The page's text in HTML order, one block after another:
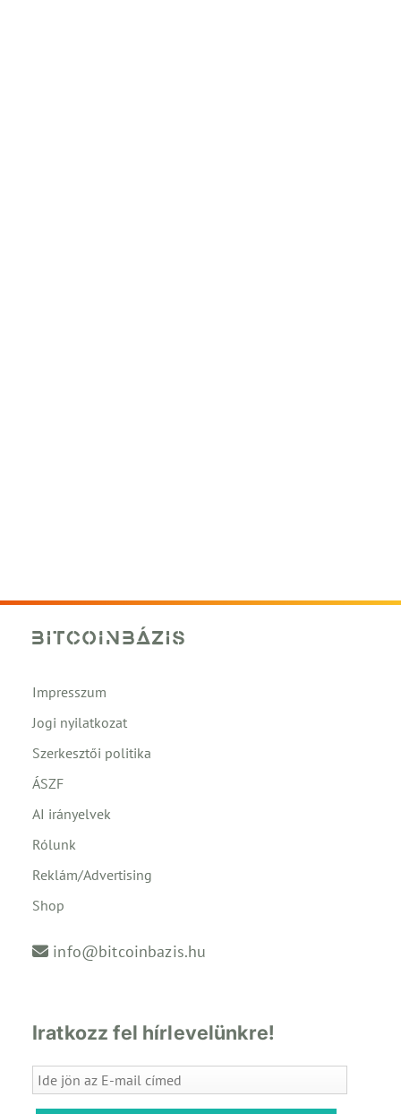
Impresszum
Jogi nyilatkozat
Szerkesztői politika
ÁSZF
AI irányelvek
Rólunk
Reklám/Advertising
Shop
info@bitcoinbazis.hu
Iratkozz fel hírlevelünkre!